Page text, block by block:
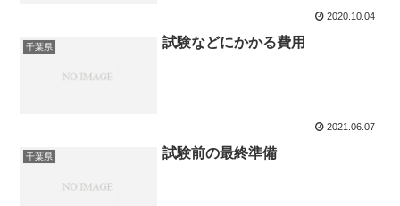
2020.10.04
千葉県 試験などにかかる費用
2021.06.07
千葉県 試験前の最終準備